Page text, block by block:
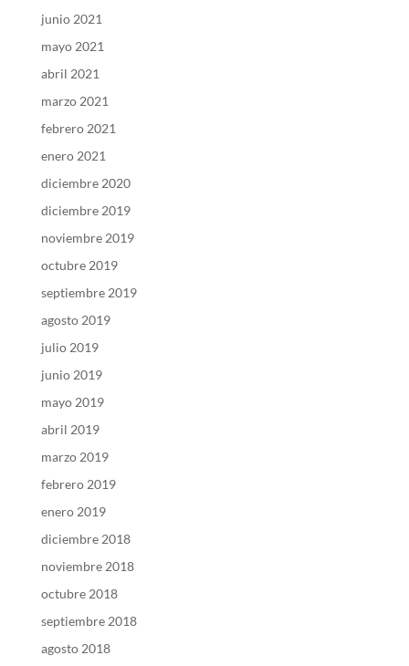
junio 2021
mayo 2021
abril 2021
marzo 2021
febrero 2021
enero 2021
diciembre 2020
diciembre 2019
noviembre 2019
octubre 2019
septiembre 2019
agosto 2019
julio 2019
junio 2019
mayo 2019
abril 2019
marzo 2019
febrero 2019
enero 2019
diciembre 2018
noviembre 2018
octubre 2018
septiembre 2018
agosto 2018